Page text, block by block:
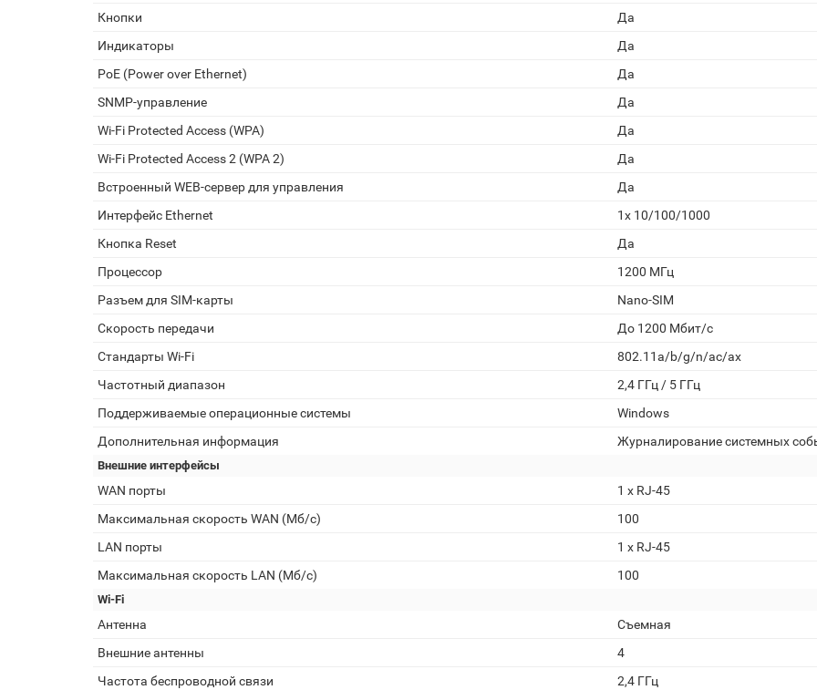
Кнопки
Да
Индикаторы
Да
PoE (Power over Ethernet)
Да
SNMP-управление
Да
Wi-Fi Protected Access (WPA)
Да
Wi-Fi Protected Access 2 (WPA 2)
Да
Встроенный WEB-сервер для управления
Да
Интерфейс Ethernet
1x 10/100/1000
Кнопка Reset
Да
Процессор
1200 МГц
Разъем для SIM-карты
Nano-SIM
Скорость передачи
До 1200 Мбит/с
Стандарты Wi-Fi
802.11a/b/g/n/ac/ax
Частотный диапазон
2,4 ГГц / 5 ГГц
Поддерживаемые операционные системы
Windows
Дополнительная информация
Журналирование системных
Внешние интерфейсы
WAN порты
1 х RJ-45
Максимальная скорость WAN (Мб/с)
100
LAN порты
1 х RJ-45
Максимальная скорость LAN (Мб/с)
100
Wi-Fi
Антенна
Съемная
Внешние антенны
4
Частота беспроводной связи
2,4 ГГц